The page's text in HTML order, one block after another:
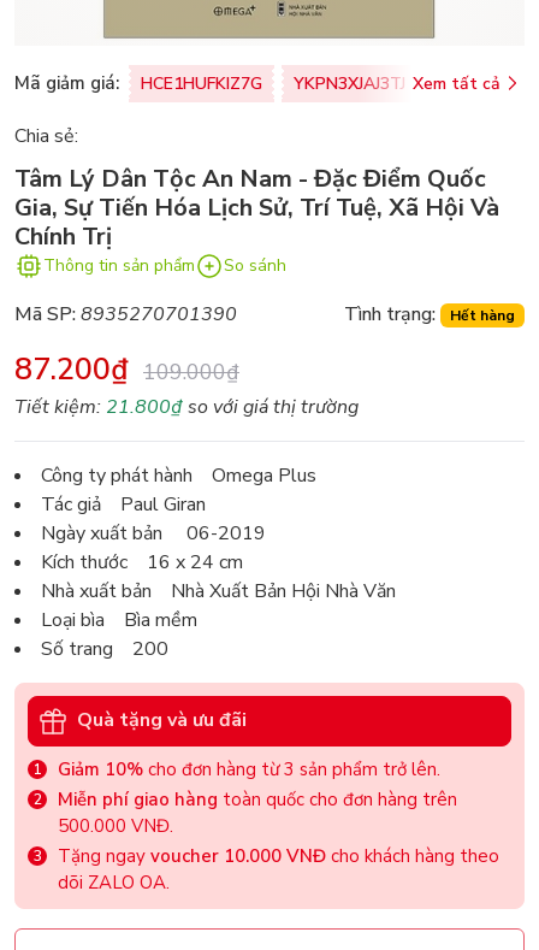
Mã giảm giá: HCE1HUFKIZ7G YKPN3XJAJ3TJ Xem tất cả
Chia sẻ:
Tâm Lý Dân Tộc An Nam - Đặc Điểm Quốc
Gia, Sự Tiến Hóa Lịch Sử, Trí Tuệ, Xã Hội Và
Chính Trị
Thông tin sản phẩm So sánh
Mã SP:8935270701390 Tình trạng: Hết hàng
87.200₫ 109.000₫
Tiết kiệm: 21.800₫so với giá thị trường
Công ty phát hành Omega Plus
Tác giả Paul Giran
Ngày xuất bản 06-2019
Kích thước 16 x 24 cm
Nhà xuất bản Nhà Xuất Bản Hội Nhà Văn
Loại bìa Bìa mềm
Số trang 200
Quà tặng và ưu đãi
Giảm 10% cho đơn hàng từ 3 sản phẩm trở lên.
Miễn phí giao hàng toàn quốc cho đơn hàng trên
500.000 VNĐ.
Tặng ngay voucher 10.000 VNĐ cho khách hàng theo
dõi ZALO OA.